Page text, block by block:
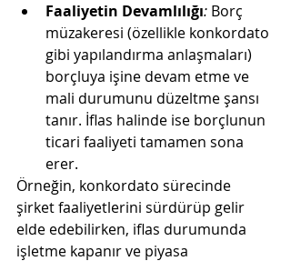
Faaliyetin Devamlılığı: Borç
müzakeresi (özellikle konkordato
gibi yapılandırma anlaşmaları)
borçluya işine devam etme ve
mali durumunu düzeltme şansı
tanır. İflas halinde ise borçlunun
ticari faaliyeti tamamen sona
erer​.
Örneğin, konkordato sürecinde
şirket faaliyetlerini sürdürüp gelir
elde edebilirken, iflas durumunda
işletme kapanır ve piyasa